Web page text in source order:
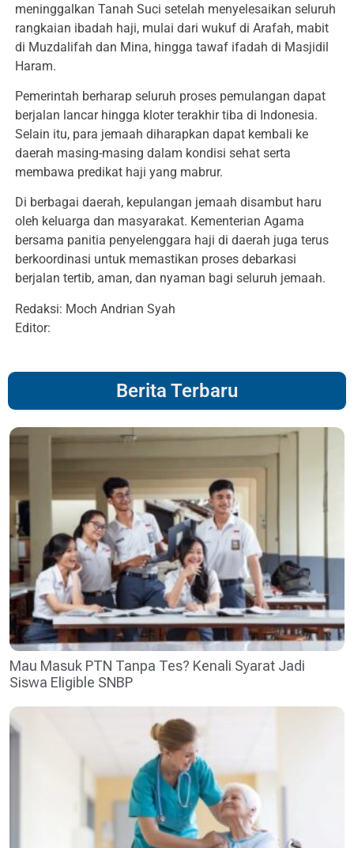
meninggalkan Tanah Suci setelah menyelesaikan seluruh
rangkaian ibadah haji, mulai dari wukuf di Arafah, mabit
di Muzdalifah dan Mina, hingga tawaf ifadah di Masjidil
Haram.
Pemerintah berharap seluruh proses pemulangan dapat
berjalan lancar hingga kloter terakhir tiba di Indonesia.
Selain itu, para jemaah diharapkan dapat kembali ke
daerah masing-masing dalam kondisi sehat serta
membawa predikat haji yang mabrur.
Di berbagai daerah, kepulangan jemaah disambut haru
oleh keluarga dan masyarakat. Kementerian Agama
bersama panitia penyelenggara haji di daerah juga terus
berkoordinasi untuk memastikan proses debarkasi
berjalan tertib, aman, dan nyaman bagi seluruh jemaah.
Redaksi: Moch Andrian Syah
Editor:
Berita Terbaru
Mau Masuk PTN Tanpa Tes? Kenali Syarat Jadi
Siswa Eligible SNBP